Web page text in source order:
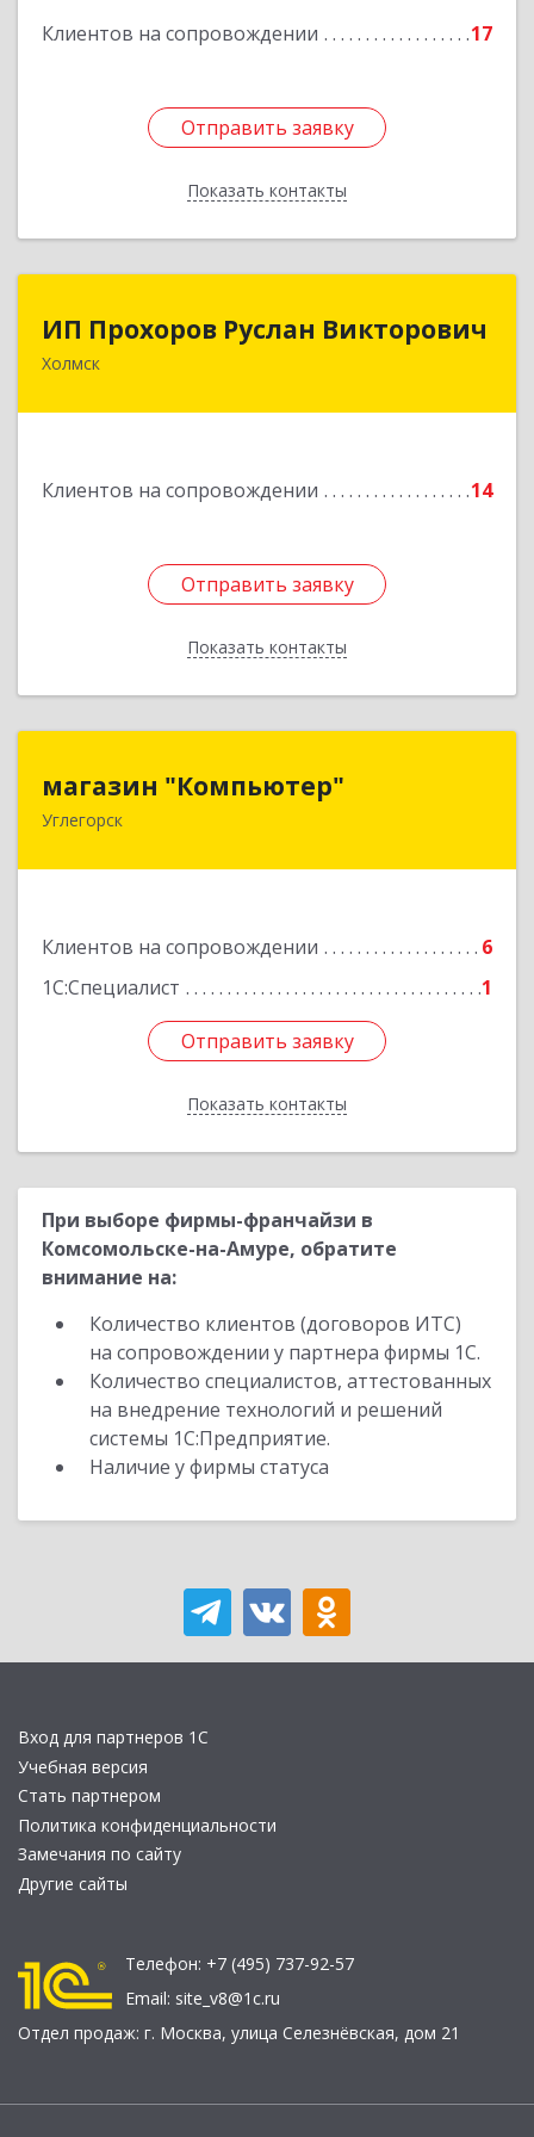
Клиентов на сопровождении 17
Отправить заявку
Показать контакты
Отправить заявку
Назад
ИП Прохоров Руслан Викторович
Холмск
Клиентов на сопровождении 14
Отправить заявку
Показать контакты
694620, Сахалинская обл, Холмский р-н, Холмск
Отправить заявку
Назад
магазин "Компьютер"
Углегорск
Клиентов на сопровождении
6
1С:Специалист
1
Отправить заявку
Показать контакты
694920, Сахалинская обл, Углегорский р-н,
Отправить заявку
Назад
При выборе фирмы-франчайзи в
Комсомольске-на-Амуре, обратите
внимание на:
Количество клиентов (договоров ИТС)
на сопровождении у партнера фирмы 1С.
Количество специалистов, аттестованных
на внедрение технологий и решений
системы 1С:Предприятие.
Наличие у фирмы статуса
Вход для партнеров 1С
Учебная версия
Стать партнером
Политика конфиденциальности
Замечания по сайту
Другие сайты
Телефон: +7 (495) 737-92-57
Email: site_v8@1c.ru
Отдел продаж: г. Москва, улица Селезнёвская, дом 21